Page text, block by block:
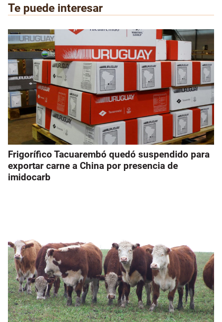
Te puede interesar
Frigorífico Tacuarembó quedó suspendido para
exportar carne a China por presencia de
imidocarb